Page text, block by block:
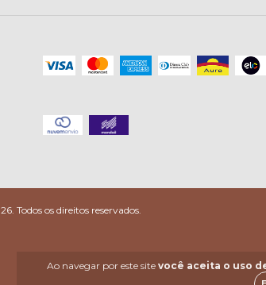
Ao navegar por este site você aceita o uso
Todos os direitos reservados.